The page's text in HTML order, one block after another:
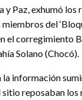
y Paz, exhumó los
del
el corregimiento
Solano (Chocó).
la información
reposaban los